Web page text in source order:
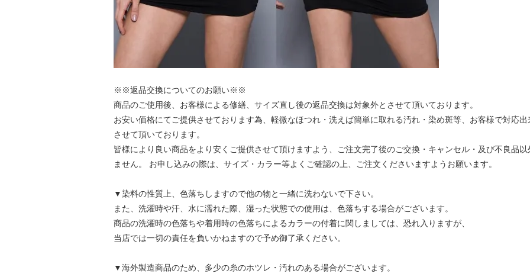
※※返品交換についてのお願い※※
商品のご使用後、お客様による修繕、サイズ直し後の返品交換は対象外とさせて頂いております。
お安い価格にてご提供させております為、軽微なほつれ・洗えば簡単に取れる汚れ・染め斑等、お客様で対応
させて頂いております。
皆様により良い商品をより安くご提供させて頂けますよう、ご注文完了後のご交換・キャンセル・及び不良品
ません。 お申し込みの際は、サイズ・カラー等よくご確認の上、ご注文くださいますようお願います。
▼染料の性質上、色落ちしますので他の物と一緒に洗わないで下さい。
また、洗濯時や汗、水に濡れた際、湿った状態での使用は、色落ちする場合がございます。
商品の洗濯時の色落ちや着用時の色落ちによるカラーの付着に関しましては、恐れ入りますが、
当店では一切の責任を負いかねますので予め御了承ください。
▼海外製造商品のため、多少の糸のホツレ・汚れのある場合がございます。